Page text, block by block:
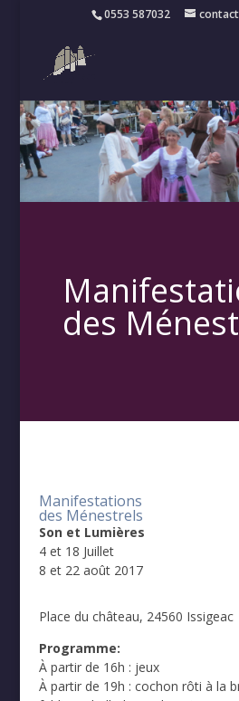
0553 587032
des
Manifestations
des Ménestrels
Son et Lumières
4 et 18 Juillet
8 et 22 août 2017
Place du château, 24560 Issigeac
Programme:
À partir de 16h : jeux
À partir de 19h : cochon rôti à la